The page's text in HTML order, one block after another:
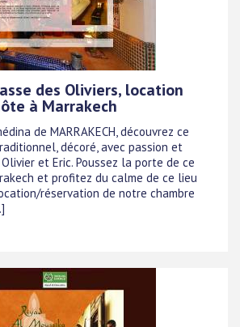
des Oliviers, location
à Marrakech
de MARRAKECH, découvrez ce
décoré, avec passion et
et Eric. Poussez la porte de ce
et profitez du calme de ce lieu
réservation de notre chambre